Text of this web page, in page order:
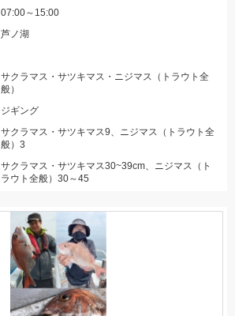
07:00～15:00
芦ノ湖
サクラマス・サツキマス・ニジマス（トラウト全
般）
ジギング
サクラマス・サツキマス9、ニジマス（トラウト全
般）3
サクラマス・サツキマス30~39cm、ニジマス（ト
ラウト全般）30～45